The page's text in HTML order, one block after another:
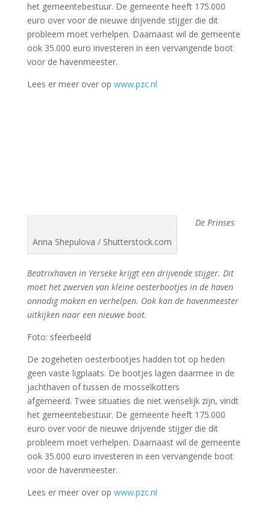
het gemeentebestuur. De gemeente heeft 175.000
euro over voor de nieuwe drijvende stijger die dit
probleem moet verhelpen. Daarnaast wil de gemeente
ook 35.000 euro investeren in een vervangende boot
voor de havenmeester.
Lees er meer over op www.pzc.nl
Anna Shepulova / Shutterstock.com
De Prinses
Beatrixhaven in Yerseke krijgt een drijvende stijger. Dit
moet het zwerven van kleine oesterbootjes in de haven
onnodig maken en verhelpen. Ook kan de havenmeester
uitkijken naar een nieuwe boot.
Foto: sfeerbeeld
De zogeheten oesterbootjes hadden tot op heden
geen vaste ligplaats. De bootjes lagen daarmee in de
jachthaven of tussen de mosselkotters
afgemeerd. Twee situaties die niet wenselijk zijn, vindt
het gemeentebestuur. De gemeente heeft 175.000
euro over voor de nieuwe drijvende stijger die dit
probleem moet verhelpen. Daarnaast wil de gemeente
ook 35.000 euro investeren in een vervangende boot
voor de havenmeester.
Lees er meer over op www.pzc.nl